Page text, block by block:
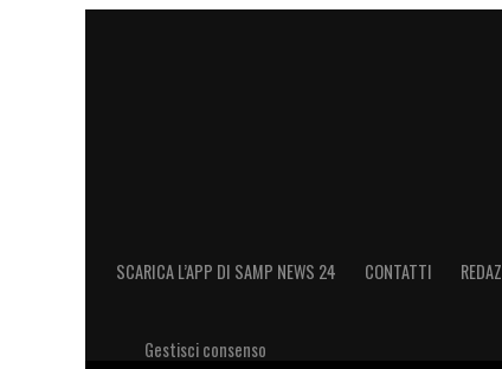
SCARICA L’APP DI SAMP NEWS 24 CONTATTI
Gestisci consenso